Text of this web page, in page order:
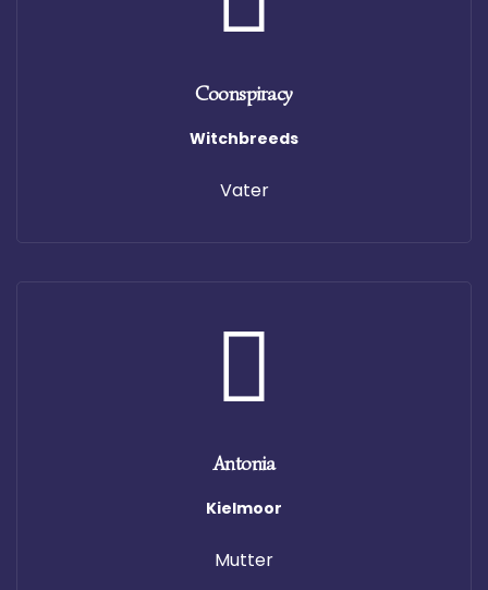
Coonspiracy
Witchbreeds
Vater
Antonia
Kielmoor
Mutter